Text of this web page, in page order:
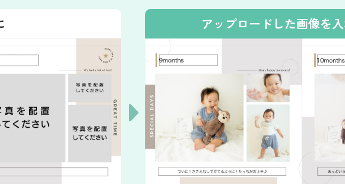
アップロードした画像を